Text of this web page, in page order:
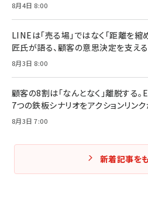
Amazonランキン
8月4日 8:00
LINEは「売る場」ではなく「距離を縮
匠氏が語る、顧客の意思決定を支え
8月3日 8:00
顧客の8割は「なんとなく」離脱する
7つの鉄板シナリオをアクションリン
8月3日 7:00
新着記事を